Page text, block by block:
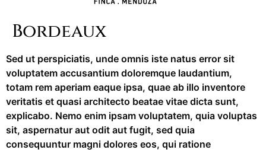
Bordeaux
Sed ut perspiciatis, unde omnis iste natus error sit
voluptatem accusantium doloremque laudantium,
totam rem aperiam eaque ipsa, quae ab illo inventore
veritatis et quasi architecto beatae vitae dicta sunt,
explicabo. Nemo enim ipsam voluptatem, quia voluptas
sit, aspernatur aut odit aut fugit, sed quia
consequuntur magni dolores eos, qui ratione